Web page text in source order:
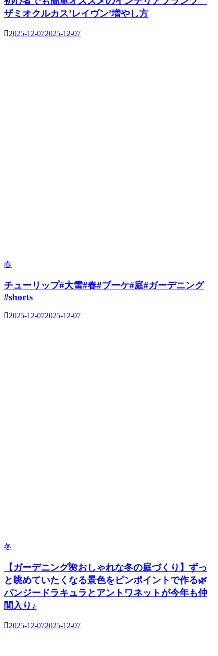
ザミオクルカス’レイヴン’増やし方
2025-12-072025-12-07
春
チューリップ#大雪#春#ブーケ#庭#ガーデニング
#shorts
2025-12-072025-12-07
冬
【ガーデニング🌺おしゃれな冬の庭づくり】ずっ
と眺めていたくなる景色をピンポイントで作る🌿
パンジードラキュラとアントワネットが今年も仲
間入り♪
2025-12-072025-12-07